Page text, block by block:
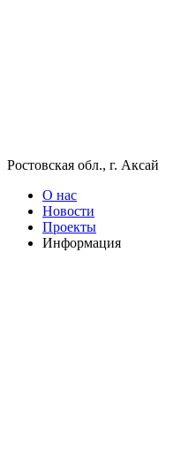
Ростовская обл., г. Аксай
О нас
Новости
Проекты
Информация